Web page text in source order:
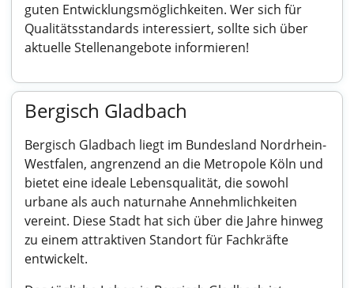
guten Entwicklungsmöglichkeiten. Wer sich für
Qualitätsstandards interessiert, sollte sich über
aktuelle Stellenangebote informieren!
Bergisch Gladbach
Bergisch Gladbach liegt im Bundesland Nordrhein-
Westfalen, angrenzend an die Metropole Köln und
bietet eine ideale Lebensqualität, die sowohl
urbane als auch naturnahe Annehmlichkeiten
vereint. Diese Stadt hat sich über die Jahre hinweg
zu einem attraktiven Standort für Fachkräfte
entwickelt.